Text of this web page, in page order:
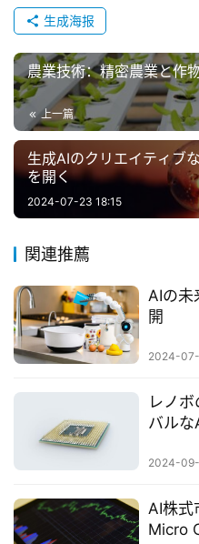
お
問
い
合
わ
せ
生成海报
農業技術：精密農業と作
上一篇
生成AIのクリエイティブ
を開く
2024-07-23 18:15
関連推薦
AIの未
開
2024-
レノ
バル
2024-
AI株式
Micro